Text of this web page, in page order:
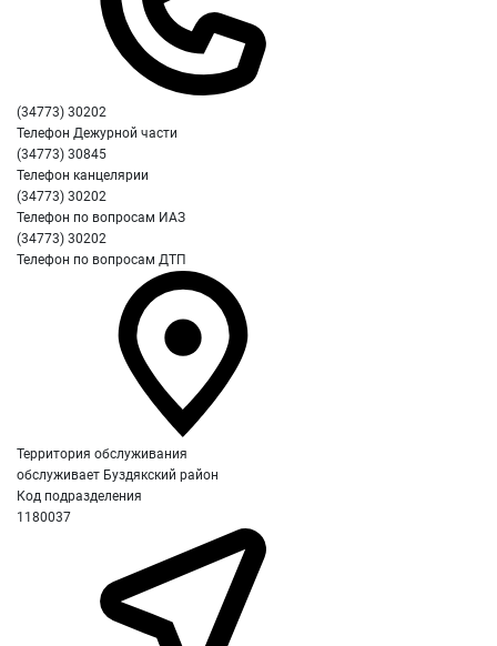
(34773) 30202
Телефон Дежурной части
(34773) 30845
Телефон канцелярии
(34773) 30202
Телефон по вопросам ИАЗ
(34773) 30202
Телефон по вопросам ДТП
Территория обслуживания
обслуживает Буздякский район
Код подразделения
1180037